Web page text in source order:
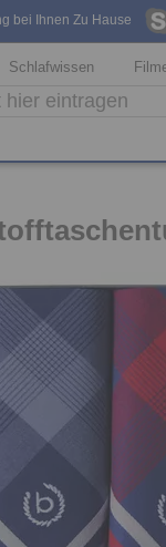
bei Ihnen Zu Hause
Schlafwissen